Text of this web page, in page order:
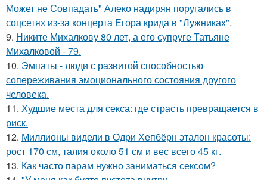
Может не Совпадать" Алеко надирян поругались в
соцсетях из-за концерта Егора крида в "Лужниках".
9. Никите Михалкову 80 лет, а его супруге Татьяне
Михалковой - 79.
10. Эмпаты - люди с развитой способностью
сопереживания эмоционального состояния другого
человека.
11. Худшие места для секса: где страсть превращается в
риск.
12. Миллионы видели в Одри Хепбёрн эталон красоты:
рост 170 см, талия около 51 см и вес всего 45 кг.
13. Как часто парам нужно заниматься сексом?